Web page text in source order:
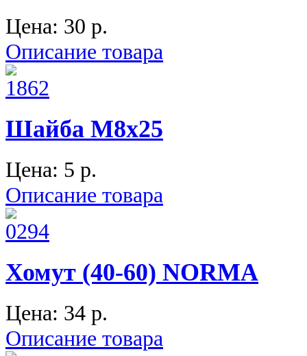
Цена: 30 p.
Описание товара
Шайба М8х25
Цена: 5 p.
Описание товара
Хомут (40-60) NORMA
Цена: 34 p.
Описание товара